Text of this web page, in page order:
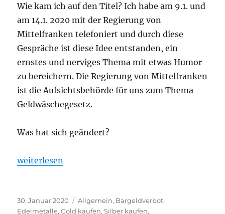
Wie kam ich auf den Titel? Ich habe am 9.1. und
am 14.1. 2020 mit der Regierung von
Mittelfranken telefoniert und durch diese
Gespräche ist diese Idee entstanden, ein
ernstes und nerviges Thema mit etwas Humor
zu bereichern. Die Regierung von Mittelfranken
ist die Aufsichtsbehörde für uns zum Thema
Geldwäschegesetz.
Was hat sich geändert?
„Wie Sie anonym 2020 Gold und Silber einkaufen
weiterlesen
Veröffentlicht
am
30. Januar 2020 Kategorien
Allgemein, Bargeldverbot,
Edelmetalle,Gold kaufen,Silber kaufen,